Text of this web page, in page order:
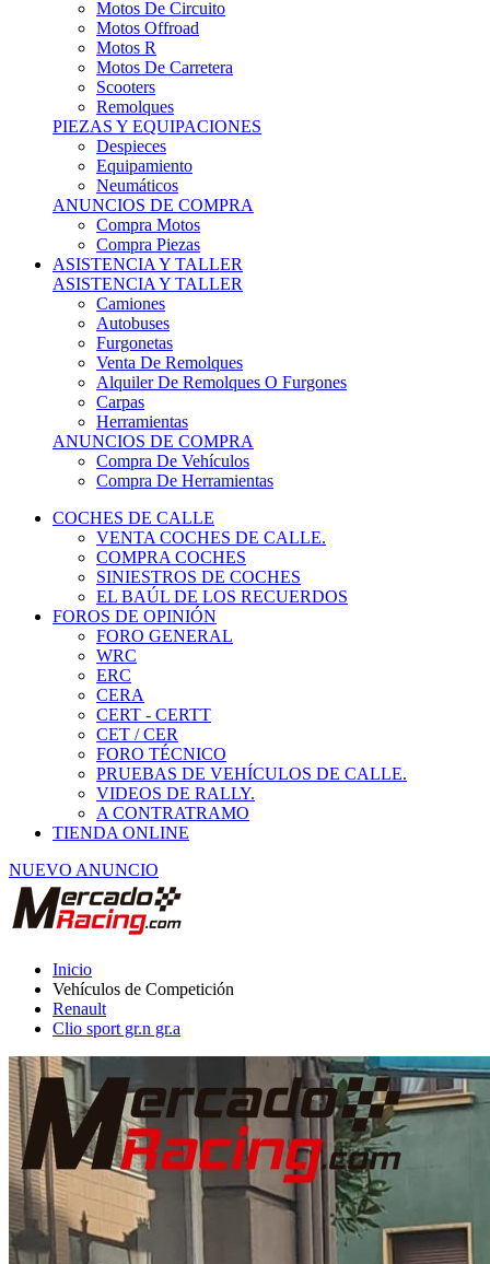
Motos R
Motos De Carretera
Scooters
Remolques
PIEZAS Y EQUIPACIONES
Despieces
Equipamiento
Neumáticos
ANUNCIOS DE COMPRA
Compra Motos
Compra Piezas
ASISTENCIA Y TALLER
ASISTENCIA Y TALLER
Camiones
Autobuses
Furgonetas
Venta De Remolques
Alquiler De Remolques O Furgones
Carpas
Herramientas
ANUNCIOS DE COMPRA
Compra De Vehículos
Compra De Herramientas
COCHES DE CALLE
VENTA COCHES DE CALLE.
COMPRA COCHES
SINIESTROS DE COCHES
EL BAÚL DE LOS RECUERDOS
FOROS DE OPINIÓN
FORO GENERAL
WRC
ERC
CERA
CERT - CERTT
CET / CER
FORO TÉCNICO
PRUEBAS DE VEHÍCULOS DE CALLE.
VIDEOS DE RALLY.
A CONTRATRAMO
TIENDA ONLINE
NUEVO ANUNCIO
Vehículos de Competición
Renault
Clio sport gr.n gr.a